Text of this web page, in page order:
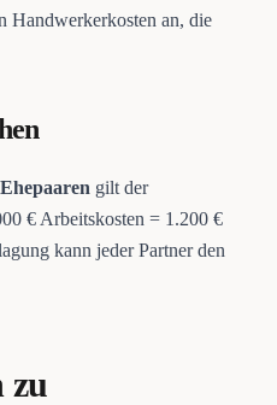
Handwerkerkosten an, die
gilt der
€ Arbeitskosten = 1.200 €
kann jeder Partner den
zu